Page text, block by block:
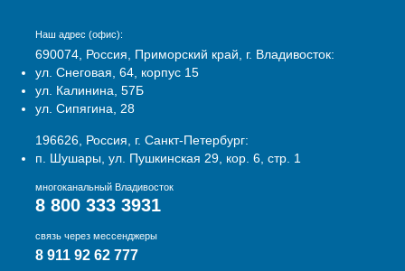
Наш адрес (офис):
690074, Россия, Приморский край, г. Владивосток:
ул. Снеговая, 64, корпус 15
ул. Калинина, 57Б
ул. Сипягина, 28
196626, Россия, г. Санкт-Петербург:
п. Шушары, ул. Пушкинская 29, кор. 6, стр. 1
многоканальный Владивосток
8 800 333 3931
связь через мессенджеры
8 911 92 62 777